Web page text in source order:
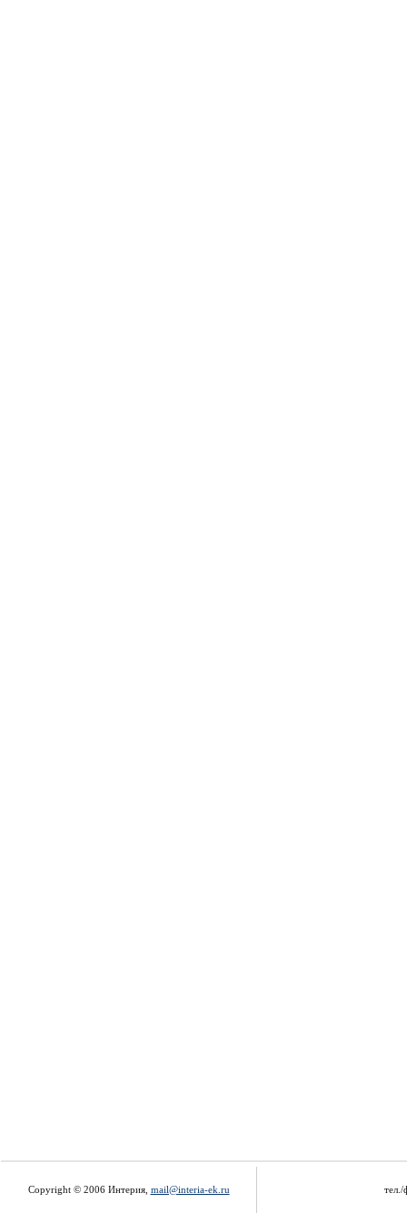
Copyright © 2006 Интерия, mail@interia-ek.ru